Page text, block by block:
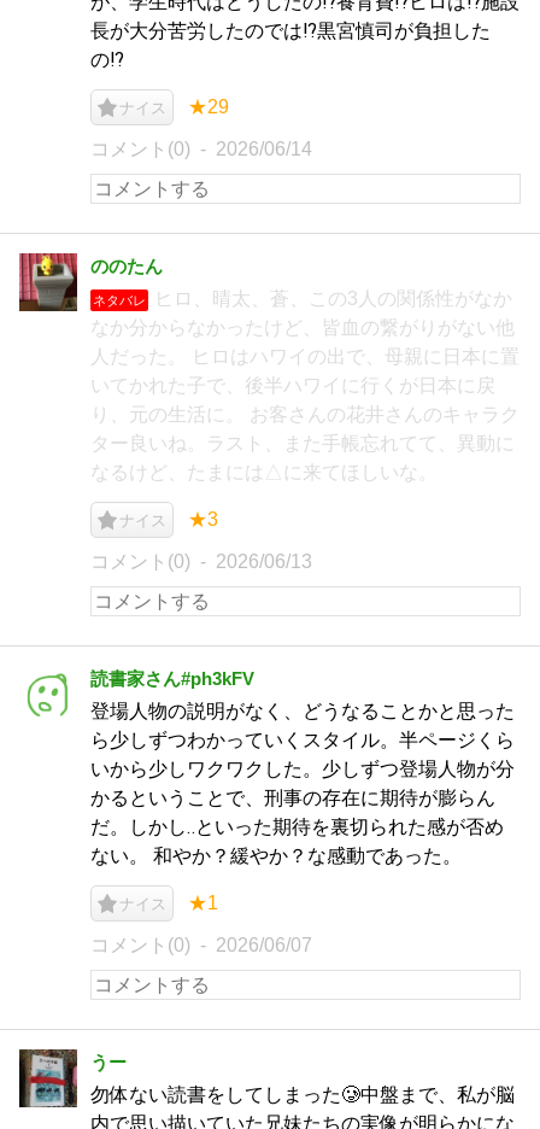
長が大分苦労したのでは⁉︎黒宮慎司が負担した
の⁉︎
ナイス ★29
コメント(0) 2026/06/14
ののたん
ネタバレ
ヒロ、晴太、蒼、この3人の関係性がなか
なか分からなかったけど、皆血の繋がりがない他
人だった。 ヒロはハワイの出で、母親に日本に置
いてかれた子で、後半ハワイに行くが日本に戻
り、元の生活に。 お客さんの花井さんのキャラク
ター良いね。ラスト、また手帳忘れてて、異動に
なるけど、たまには△に来てほしいな。
ナイス ★3
コメント(0) 2026/06/13
読書家さん#ph3kFV
登場人物の説明がなく、どうなることかと思った
ら少しずつわかっていくスタイル。半ページくら
いから少しワクワクした。少しずつ登場人物が分
かるということで、刑事の存在に期待が膨らん
だ。しかし‥といった期待を裏切られた感が否め
ない。 和やか？緩やか？な感動であった。
ナイス ★1
コメント(0) 2026/06/07
うー
勿体ない読書をしてしまった🥲中盤まで、私が脳
内で思い描いていた兄妹たちの実像が明らかにな